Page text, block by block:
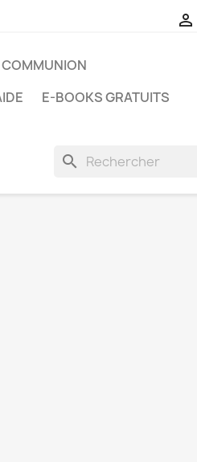

E-BOOKS GRATUITS
search